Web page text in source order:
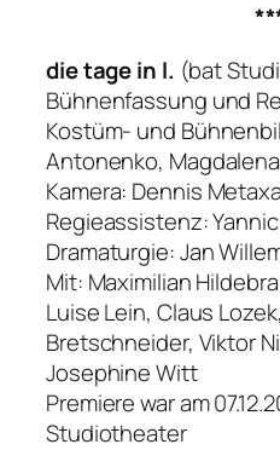
die tage in l. (bat
Bühnenfassung und
Kostüm- und
Antonenko,
Kamera: Dennis
Regieassistenz:
Dramaturgie: Jan
Mit: Maximilian
Luise Lein, Claus
Bretschneider, Viktor
Josephine Witt
Premiere war am
Studiotheater